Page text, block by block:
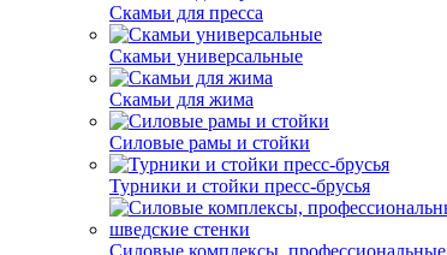
Скамьи для пресса
Скамьи универсальные
Скамьи для жима
Силовые рамы и стойки
Турники и стойки пресс-брусья
Силовые комплексы, профессиональные